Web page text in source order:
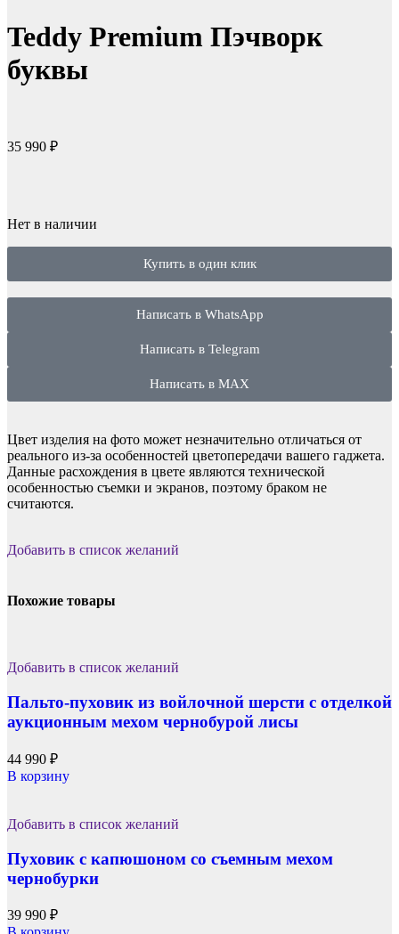
Teddy Premium Пэчворк
буквы
35 990 ₽
Нет в наличии
Купить в один клик
Написать в WhatsApp
Написать в Telegram
Написать в MAX
Цвет изделия на фото может незначительно отличаться от
реального из-за особенностей цветопередачи вашего гаджета.
Данные расхождения в цвете являются технической
особенностью съемки и экранов, поэтому браком не
считаются.
Добавить в список желаний
Похожие товары
Добавить в список желаний
Пальто-пуховик из войлочной шерсти с отделкой
аукционным мехом чернобурой лисы
44 990 ₽
В корзину
Добавить в список желаний
Пуховик с капюшоном со съемным мехом
чернобурки
39 990 ₽